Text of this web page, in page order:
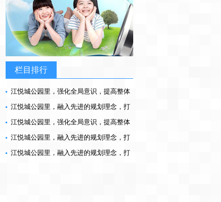
栏目排行
江悦城公园里，强化全局意识，提高整体
素质，为美好而来
江悦城公园里，融入先进的规划理念，打
造幸福社区，为美好而来
江悦城公园里，强化全局意识，提高整体
素质，为美好而来
江悦城公园里，融入先进的规划理念，打
造幸福社区，为美好而来
江悦城公园里，融入先进的规划理念，打